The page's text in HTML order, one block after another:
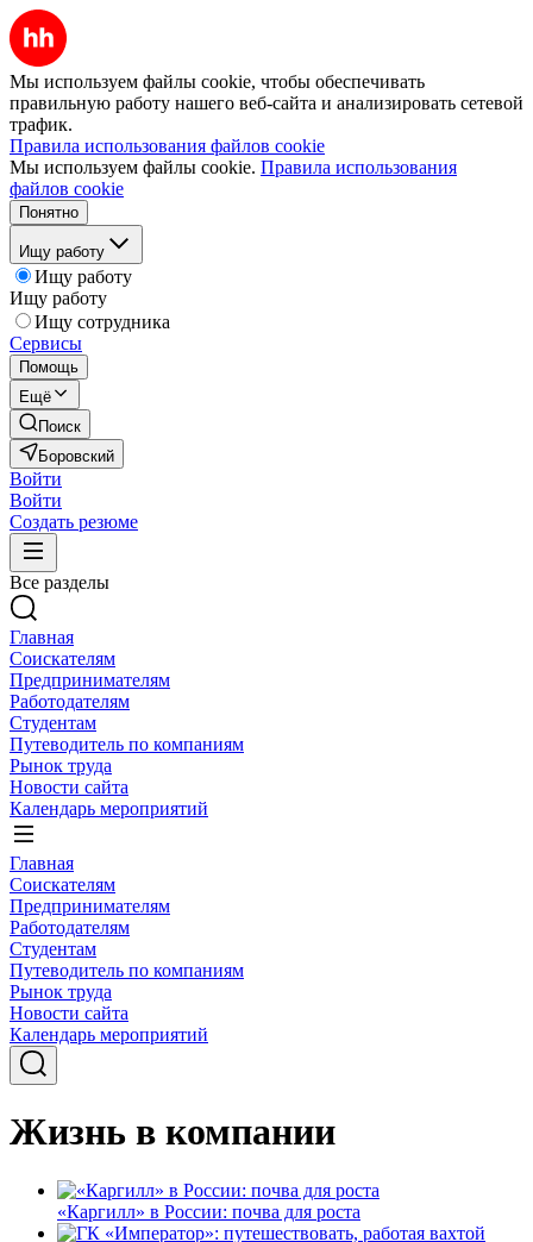
Мы используем файлы cookie, чтобы обеспечивать
правильную работу нашего веб-сайта и анализировать сетевой
трафик.
Правила использования файлов cookie
Мы используем файлы cookie. Правила использования
файлов cookie
Понятно
Ищу работу
Ищу работу
Ищу работу
Ищу сотрудника
Сервисы
Помощь
Ещё
Поиск
Боровский
Войти
Войти
Создать резюме
Все разделы
Главная
Соискателям
Предпринимателям
Работодателям
Студентам
Путеводитель по компаниям
Рынок труда
Новости сайта
Календарь мероприятий
Главная
Соискателям
Предпринимателям
Работодателям
Студентам
Путеводитель по компаниям
Рынок труда
Новости сайта
Календарь мероприятий
Жизнь в компании
«Каргилл» в России: почва для роста